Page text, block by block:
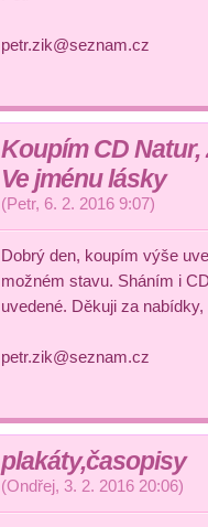
petr.zik@seznam.cz
Koupím CD Natur,
Ve jménu lásky
(Petr, 6. 2. 2016 9:07)
Dobrý den, koupím výše
možném stavu. Sháním i
uvedené. Děkuji za nabídky,
petr.zik@seznam.cz
plakáty,časopisy
(Ondřej, 3. 2. 2016 20:06)